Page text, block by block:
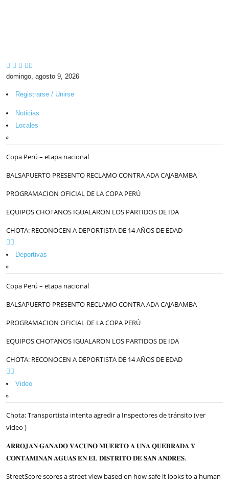
domingo, agosto 9, 2026
Registrarse / Unirse
Noticias
Locales
Copa Perú – etapa nacional
BALSAPUERTO PRESENTO RECLAMO CONTRA ADA CAJABAMBA
PROGRAMACION OFICIAL DE LA COPA PERÚ
EQUIPOS CHOTANOS IGUALARON LOS PARTIDOS DE IDA
CHOTA: RECONOCEN A DEPORTISTA DE 14 AÑOS DE EDAD
Deportivas
Copa Perú – etapa nacional
BALSAPUERTO PRESENTO RECLAMO CONTRA ADA CAJABAMBA
PROGRAMACION OFICIAL DE LA COPA PERÚ
EQUIPOS CHOTANOS IGUALARON LOS PARTIDOS DE IDA
CHOTA: RECONOCEN A DEPORTISTA DE 14 AÑOS DE EDAD
Video
Chota: Transportista intenta agredir a Inspectores de tránsito (ver
video )
𝐀𝐑𝐑𝐎𝐉𝐀𝐍 𝐆𝐀𝐍𝐀𝐃𝐎 𝐕𝐀𝐂𝐔𝐍𝐎 𝐌𝐔𝐄𝐑𝐓𝐎 𝐀 𝐔𝐍𝐀 𝐐𝐔𝐄𝐁𝐑𝐀𝐃𝐀 𝐘
𝐂𝐎𝐍𝐓𝐀𝐌𝐈𝐍𝐀𝐍 𝐀𝐆𝐔𝐀𝐒 𝐄𝐍 𝐄𝐋 𝐃𝐈𝐒𝐓𝐑𝐈𝐓𝐎 𝐃𝐄 𝐒𝐀𝐍 𝐀𝐍𝐃𝐑𝐄́𝐒.
StreetScore scores a street view based on how safe it looks to a human